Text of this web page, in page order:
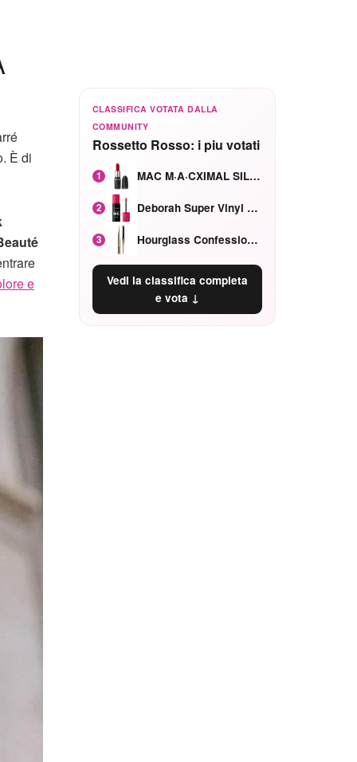
È di
e
CLASSIFICA VOTATA DALLA
COMMUNITY
Rossetto Rosso: i piu votati
1 MAC M·A·CXIMAL SILKY MATTE Red Rock mat
2 Deborah Super Vinyl Shake Rosa Ciliegia
3 Hourglass Confession Ricaricabile Ultra Preciso Ad Alta Intensità Secretly Classic Red
Vedi la classifica completa
e vota ↓